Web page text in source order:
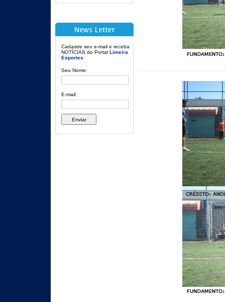
Cadastre seu e-mail e receba
NOTÍCIAS do Portal Limeira
Esportes
Seu Nome:
E-mail: